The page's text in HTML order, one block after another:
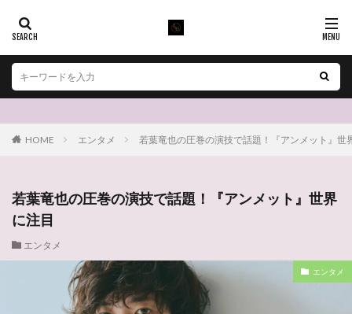
HOME エンタメ 若葉竜也の圧巻の演技で話題！『アンメット』世
若葉竜也の圧巻の演技で話題！『アンメット』世界
に注目
エンタメ
エンタメ